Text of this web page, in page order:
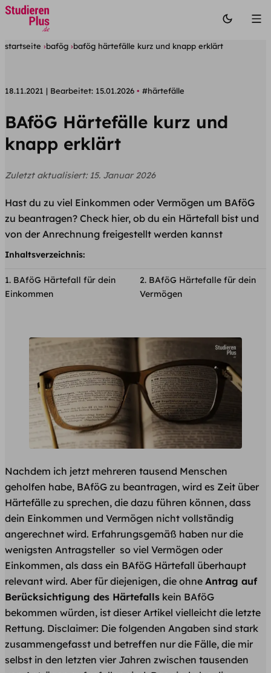
startseite bafög bafög härtefälle kurz und knapp erklärt
18.11.2021 Bearbeitet: 15.01.2026 #härtefälle
BAföG Härtefälle kurz und
knapp erklärt
Zuletzt aktualisiert: 15. Januar 2026
Hast du zu viel Einkommen oder Vermögen um BAföG
zu beantragen? Check hier, ob du ein Härtefall bist und
von der Anrechnung freigestellt werden kannst
Inhaltsverzeichnis:
BAföG Härtefall für dein
Einkommen
BAföG Härtefalle für dein
Vermögen
Nachdem ich jetzt mehreren tausend Menschen
geholfen habe, BAföG zu beantragen, wird es Zeit über
Härtefälle zu sprechen, die dazu führen können, dass
dein Einkommen und Vermögen nicht vollständig
angerechnet wird. Erfahrungsgemäß haben nur die
wenigsten Antragsteller so viel Vermögen oder
Einkommen, als dass ein BAföG Härtefall überhaupt
relevant wird. Aber für diejenigen, die ohne Antrag auf
Berücksichtigung des Härtefalls kein BAföG
bekommen würden, ist dieser Artikel vielleicht die letzte
Rettung. Disclaimer: Die folgenden Angaben sind stark
zusammengefasst und betreffen nur die Fälle, die mir
selbst in den letzten vier Jahren zwischen tausenden